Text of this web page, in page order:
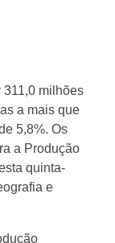
311,0 milhões
a mais que
5,8%. Os
a Produção
quinta-
e